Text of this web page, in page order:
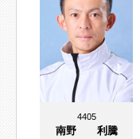
4405
南野 利騰